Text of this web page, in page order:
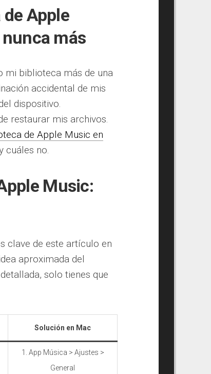
Apple
más
mi biblioteca más de una
accidental de mis
dispositivo.
restaurar mis archivos.
de Apple Music en
cuáles no.
Music:
clave de este artículo en
aproximada del
solo tienes que
Solución en Mac
1. App Música > Ajustes >
General